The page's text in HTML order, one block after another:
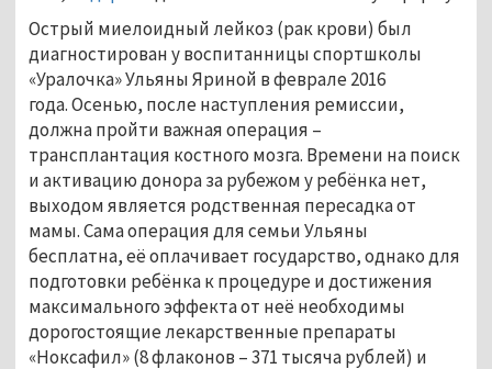
Острый миелоидный лейкоз (рак крови) был
диагностирован у воспитанницы спортшколы
«Уралочка» Ульяны Яриной в феврале 2016
года. Осенью, после наступления ремиссии,
должна пройти важная операция –
трансплантация костного мозга. Времени на поиск
и активацию донора за рубежом у ребёнка нет,
выходом является родственная пересадка от
мамы. Сама операция для семьи Ульяны
бесплатна, её оплачивает государство, однако для
подготовки ребёнка к процедуре и достижения
максимального эффекта от неё необходимы
дорогостоящие лекарственные препараты
«Ноксафил» (8 флаконов – 371 тысяча рублей) и